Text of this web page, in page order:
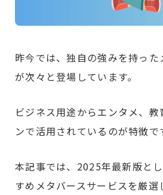
昨今では、独自の強みを持った
が次々と登場しています。
ビジネス用途からエンタメ、
ンで活用されているのが特徴で
本記事では、2025年最新版と
すめメタバースサービスを厳選